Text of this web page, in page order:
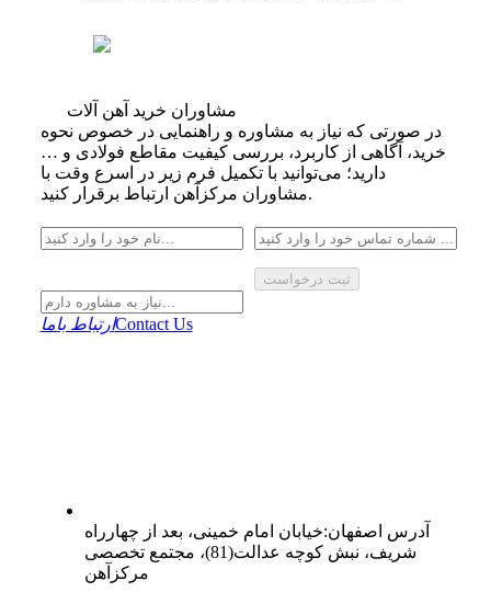
مشاوران خرید آهن آلات
در صورتی که نیاز به مشاوره و راهنمایی در خصوص نحوه
خرید، آگاهی از کاربرد، بررسی کیفیت مقاطع فولادی و …
دارید؛ می‌توانید با تکمیل فرم زیر در اسرع وقت با
مشاوران مرکزآهن ارتباط برقرار کنید.
ثبت درخواست
ارتباط باماContact Us
آدرس اصفهان:خیابان امام خمینی، بعد از چهارراه
شریف، نبش کوچه عدالت(81)، مجتمع تخصصی
مرکزآهن